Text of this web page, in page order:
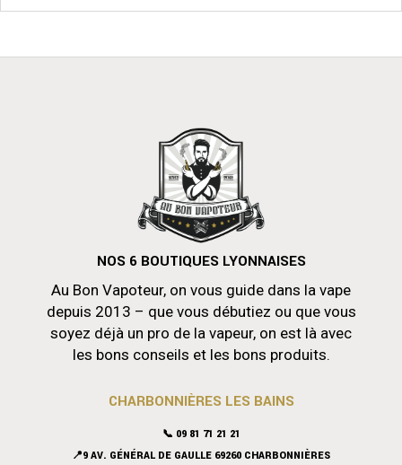
NOS 6 BOUTIQUES LYONNAISES
Au Bon Vapoteur, on vous guide dans la vape
depuis 2013 – que vous débutiez ou que vous
soyez déjà un pro de la vapeur, on est là avec
les bons conseils et les bons produits.
CHARBONNIÈRES LES BAINS
📞 09 81 71 21 21
📍9 AV. GÉNÉRAL DE GAULLE 69260 CHARBONNIÈRES